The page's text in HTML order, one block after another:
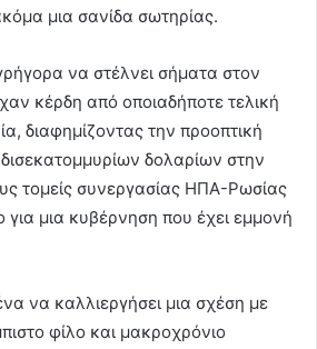
μια σανίδα σωτηρίας.
να στέλνει σήματα στον
κέρδη από οποιαδήποτε τελική
διαφημίζοντας την προοπτική
δολαρίων στην
τομείς συνεργασίας ΗΠΑ-Ρωσίας
για μια κυβέρνηση που έχει εμμονή
να καλλιεργήσει μια σχέση με
φίλο και μακροχρόνιο